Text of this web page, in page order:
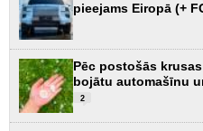
pieejams Eiropā (+
Pēc postošās
bojātu automašīnu
2